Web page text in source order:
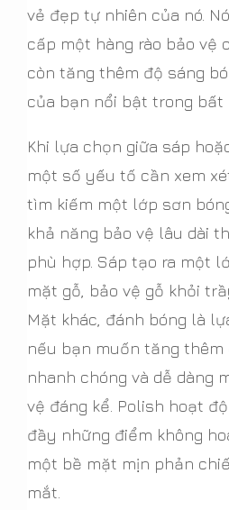
vẻ đẹp tự nhiên của nó.
cấp một hàng rào bảo vệ
còn tăng thêm độ sáng
của bạn nổi bật trong bất
Khi lựa chọn giữa sáp
một số yếu tố cần xem
tìm kiếm một lớp sơn
khả năng bảo vệ lâu dài
phù hợp. Sáp tạo ra một
mặt gỗ, bảo vệ gỗ khỏi
Mặt khác, đánh bóng là
nếu bạn muốn tăng
nhanh chóng và dễ dàng
vệ đáng kể. Polish hoạt
đầy những điểm không
một bề mặt mịn phản
mắt.